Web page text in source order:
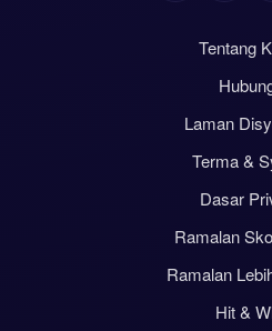
Tentang
Laman
Terma &
Dasar
Ramalan
Ramalan
Hit &